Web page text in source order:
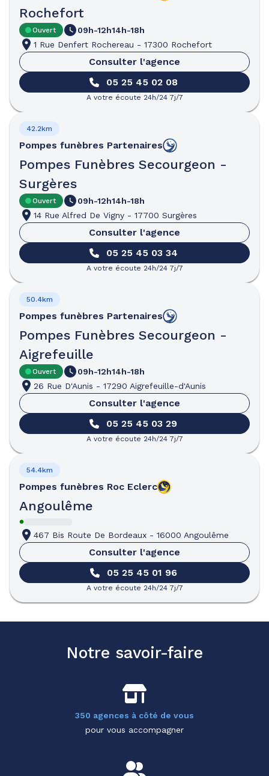
Rochefort
Ouvert 09h-12h14h-18h
1 Rue Denfert Rochereau - 17300 Rochefort
Consulter l'agence
05 25 45 02 08
A votre écoute 24h/24 7j/7
Pompes funèbres Partenaires
Pompes Funèbres Secourgeon -
Surgères
42.2km
Ouvert 09h-12h14h-18h
14 Rue Alfred De Vigny - 17700 Surgères
Consulter l'agence
05 25 45 03 34
A votre écoute 24h/24 7j/7
Pompes funèbres Partenaires
Pompes Funèbres Secourgeon -
Aigrefeuille
50.4km
Ouvert 09h-12h14h-18h
26 Rue D'Aunis - 17290 Aigrefeuille-d'Aunis
Consulter l'agence
05 25 45 03 29
A votre écoute 24h/24 7j/7
Pompes funèbres Roc Eclerc
Angoulême
54.4km
467 Bis Route De Bordeaux - 16000 Angoulême
Consulter l'agence
05 25 45 01 96
A votre écoute 24h/24 7j/7
Notre savoir-faire
350 agences à côté de vous
pour vous accompagner